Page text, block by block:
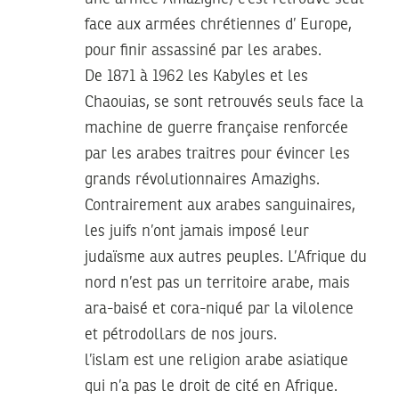
face aux armées chrétiennes d’ Europe,
pour finir assassiné par les arabes.
De 1871 à 1962 les Kabyles et les
Chaouias, se sont retrouvés seuls face la
machine de guerre française renforcée
par les arabes traitres pour évincer les
grands révolutionnaires Amazighs.
Contrairement aux arabes sanguinaires,
les juifs n’ont jamais imposé leur
judaïsme aux autres peuples. L’Afrique du
nord n’est pas un territoire arabe, mais
ara-baisé et cora-niqué par la vilolence
et pétrodollars de nos jours.
l’islam est une religion arabe asiatique
qui n’a pas le droit de cité en Afrique.